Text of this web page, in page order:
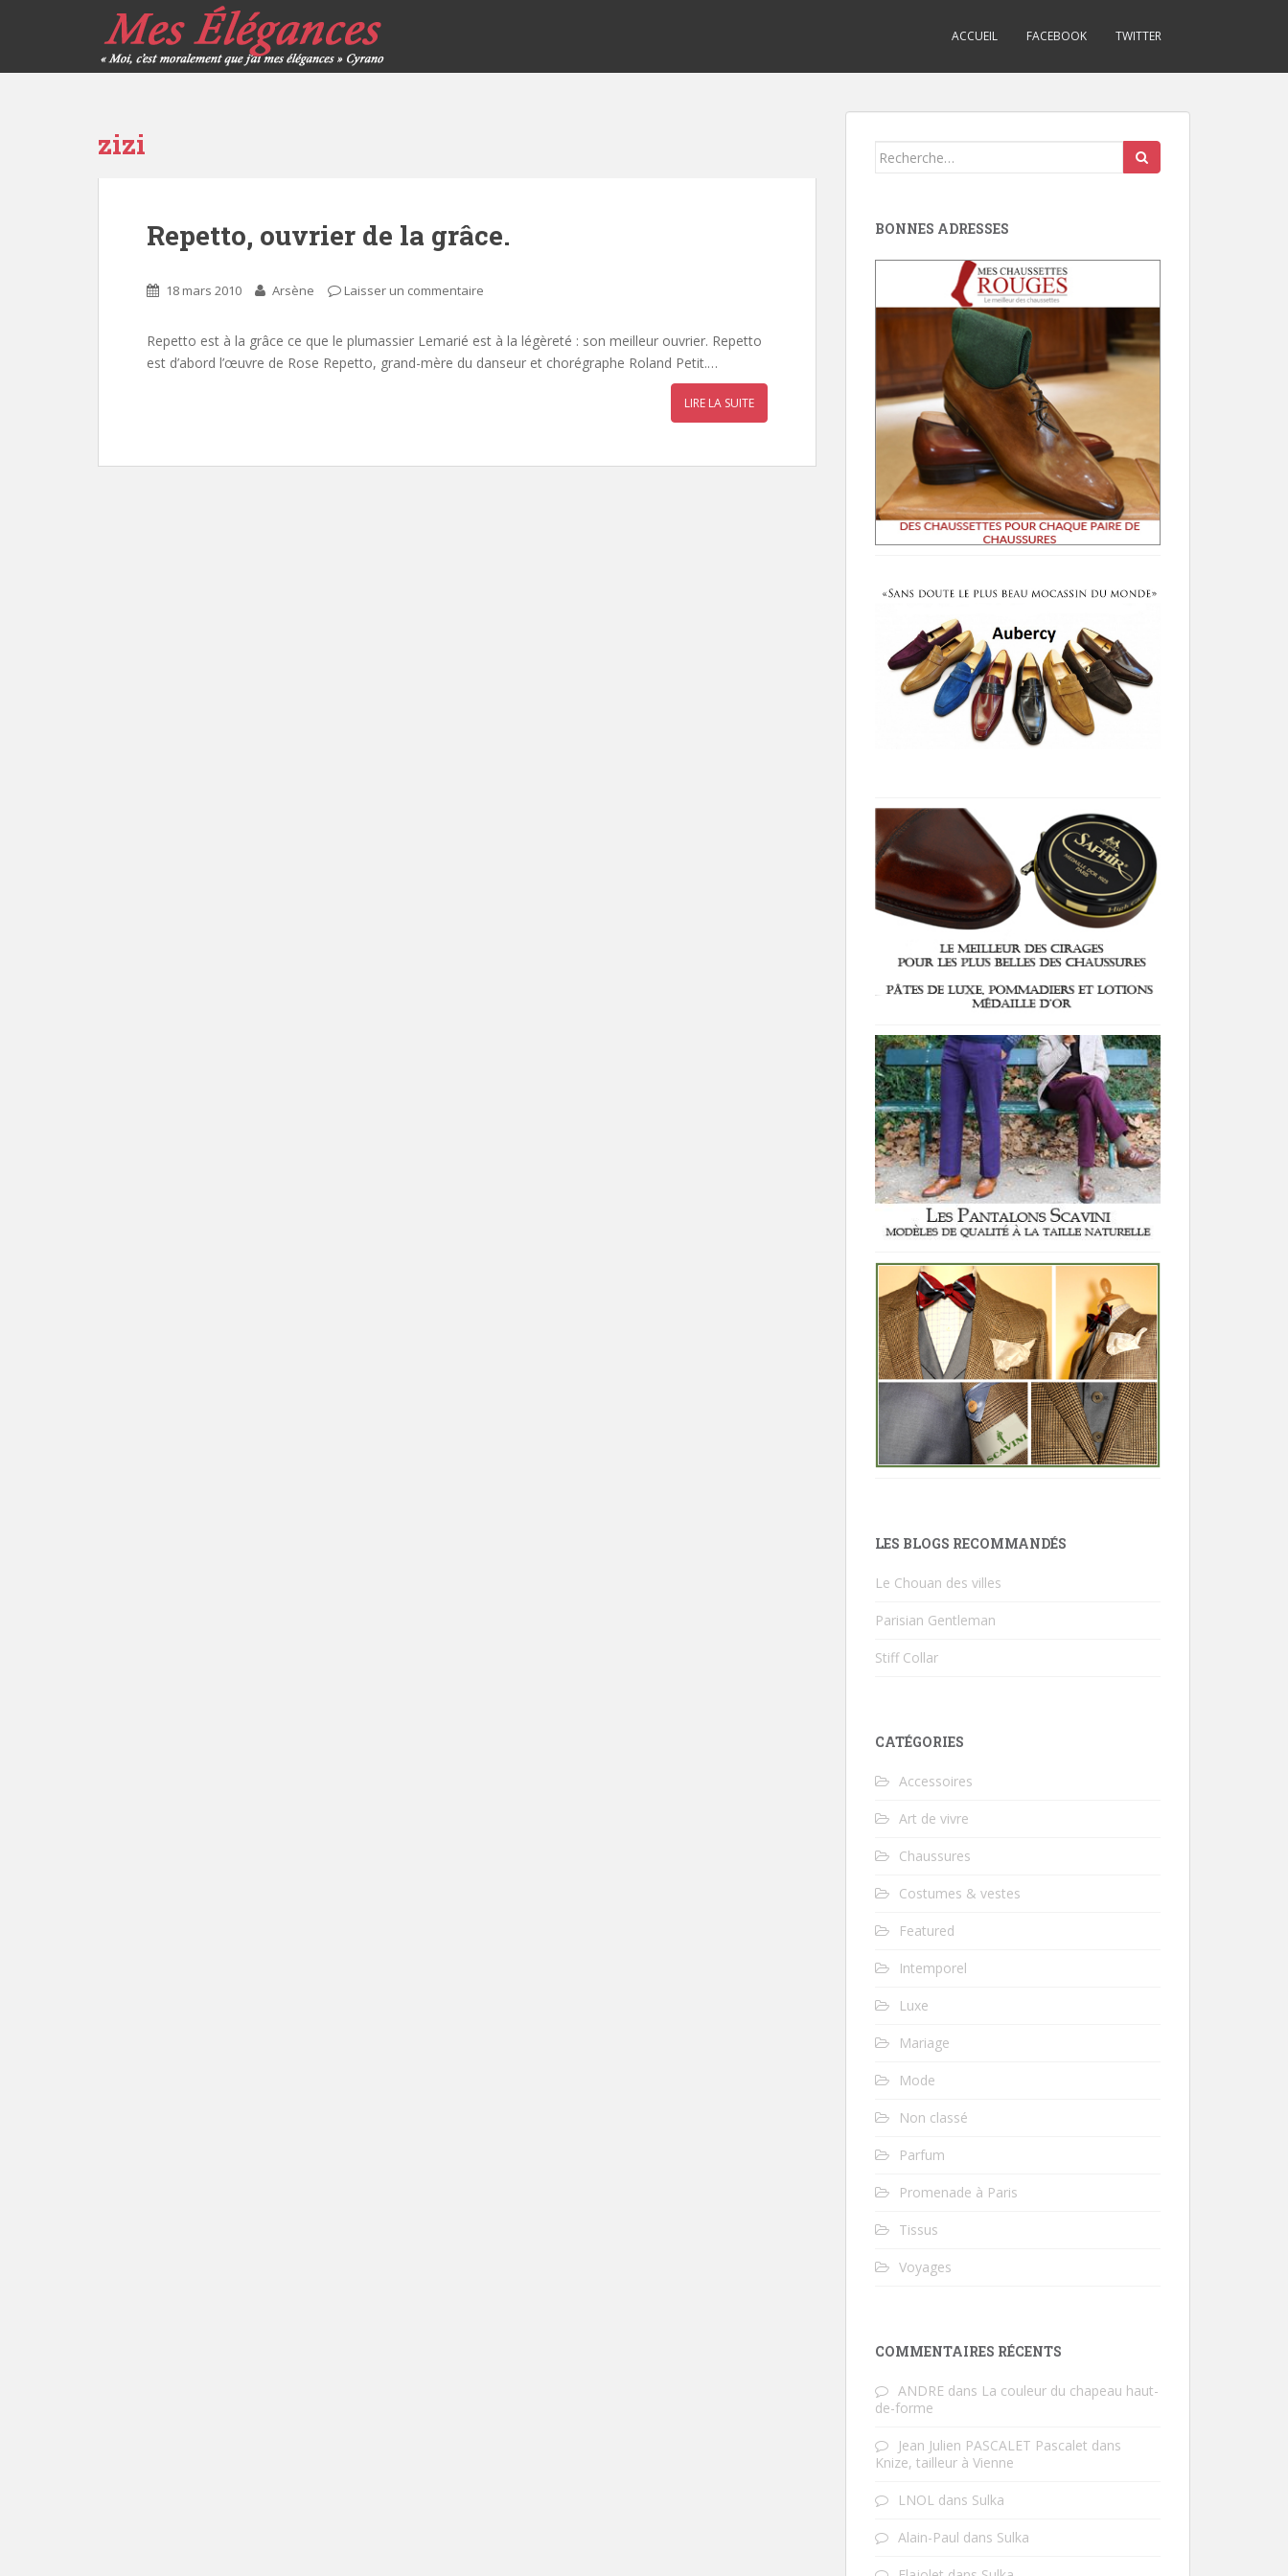
ACCUEIL FACEBOOK TWITTER
zizi
Repetto, ouvrier de la grâce.
18 mars 2010 Arsène Laisser un commentaire
Repetto est à la grâce ce que le plumassier Lemarié est à la légèreté : son meilleur ouvrier. Repetto
est d’abord l’œuvre de Rose Repetto, grand-mère du danseur et chorégraphe Roland Petit.…
LIRE LA SUITE
Search
BONNES ADRESSES
LES BLOGS RECOMMANDÉS
Le Chouan des villes
Parisian Gentleman
Stiff Collar
CATÉGORIES
Accessoires
Art de vivre
Chaussures
Costumes & vestes
Featured
Intemporel
Luxe
Mariage
Mode
Non classé
Parfum
Promenade à Paris
Tissus
Voyages
COMMENTAIRES RÉCENTS
ANDRE dans La couleur du chapeau haut-
de-forme
Jean Julien PASCALET Pascalet dans
Knize, tailleur à Vienne
LNOL dans Sulka
Alain-Paul dans Sulka